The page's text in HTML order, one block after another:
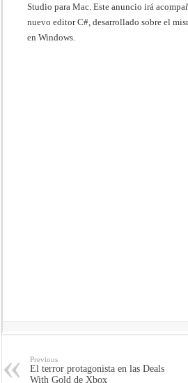
Studio para Mac. Este anuncio irá
nuevo editor C#, desarrollado sobre el
en Windows.
Previous
El terror protagonista en las Deals
With Gold de Xbox